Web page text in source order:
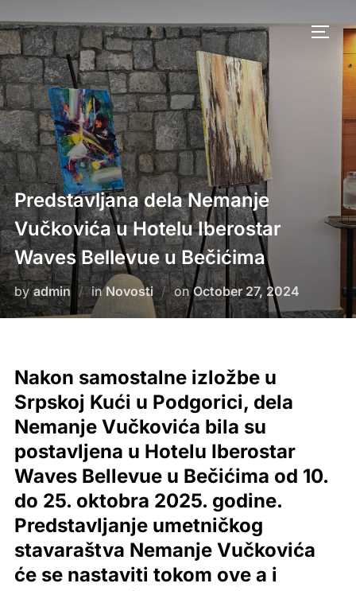
to
content
Predstavljana dela Nemanje
Vučkovića u Hotelu Iberostar
Waves Bellevue u Bečićima
byadmin inNovosti onPosted
on
October 27, 2024
Nakon samostalne izložbe u
Srpskoj Kući u Podgorici, dela
Nemanje Vučkovića bila su
postavljena u Hotelu Iberostar
Waves Bellevue u Bečićima od 10.
do 25. oktobra 2025. godine.
Predstavljanje umetničkog
stavaraštva Nemanje Vučkovića
će se nastaviti tokom ove a i